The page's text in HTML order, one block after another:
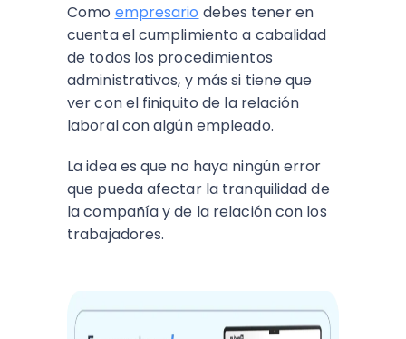
Como empresario debes tener en
cuenta el cumplimiento a cabalidad
de todos los procedimientos
administrativos, y más si tiene que
ver con el finiquito de la relación
laboral con algún empleado.
La idea es que no haya ningún error
que pueda afectar la tranquilidad de
la compañía y de la relación con los
trabajadores.